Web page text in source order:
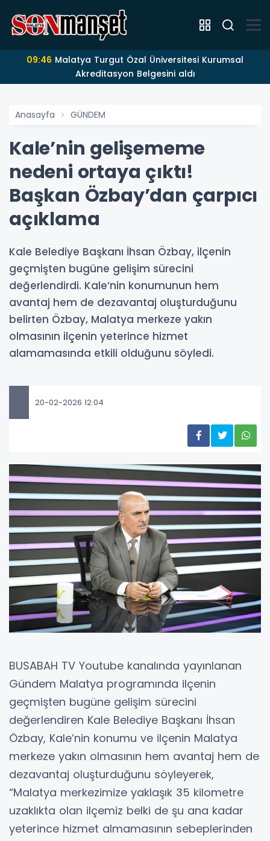
09:46
Akreditasyon Belgesini aldı
Anasayfa GÜNDEM
Kale’nin gelişememe
nedeni ortaya çıktı!
Başkan Özbay’dan çarpıcı
açıklama
Kale Belediye Başkanı İhsan Özbay, ilçenin
geçmişten bugüne gelişim sürecini
değerlendirdi. Kale’nin konumunun hem
avantaj hem de dezavantaj oluşturduğunu
belirten Özbay, Malatya merkeze yakın
olmasının ilçenin yeterince hizmet
alamamasında etkili olduğunu söyledi.
20-02-2026 12:04
BUSABAH TV Youtube kanalında yayınlanan
Gündem Malatya programında ilçenin
geçmişten bugüne gelişim sürecini
değerlendiren Kale Belediye Başkanı İhsan
Özbay, Kale’nin konumu ve ilçenin Malatya
merkeze yakın olmasının hem avantaj hem de
dezavantaj oluşturduğunu söyleyerek,
“Malatya merkezimize yaklaşık 35 kilometre
uzaklıkta olan ilçemiz belki de şu ana kadar
yeterince hizmet almamasının sebeplerinden